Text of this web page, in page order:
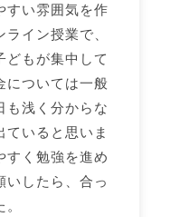
すい雰囲気を作
イン授業で、
どもが集中して
については一般
も浅く分からな
ていると思いま
すく勉強を進め
いしたら、合っ